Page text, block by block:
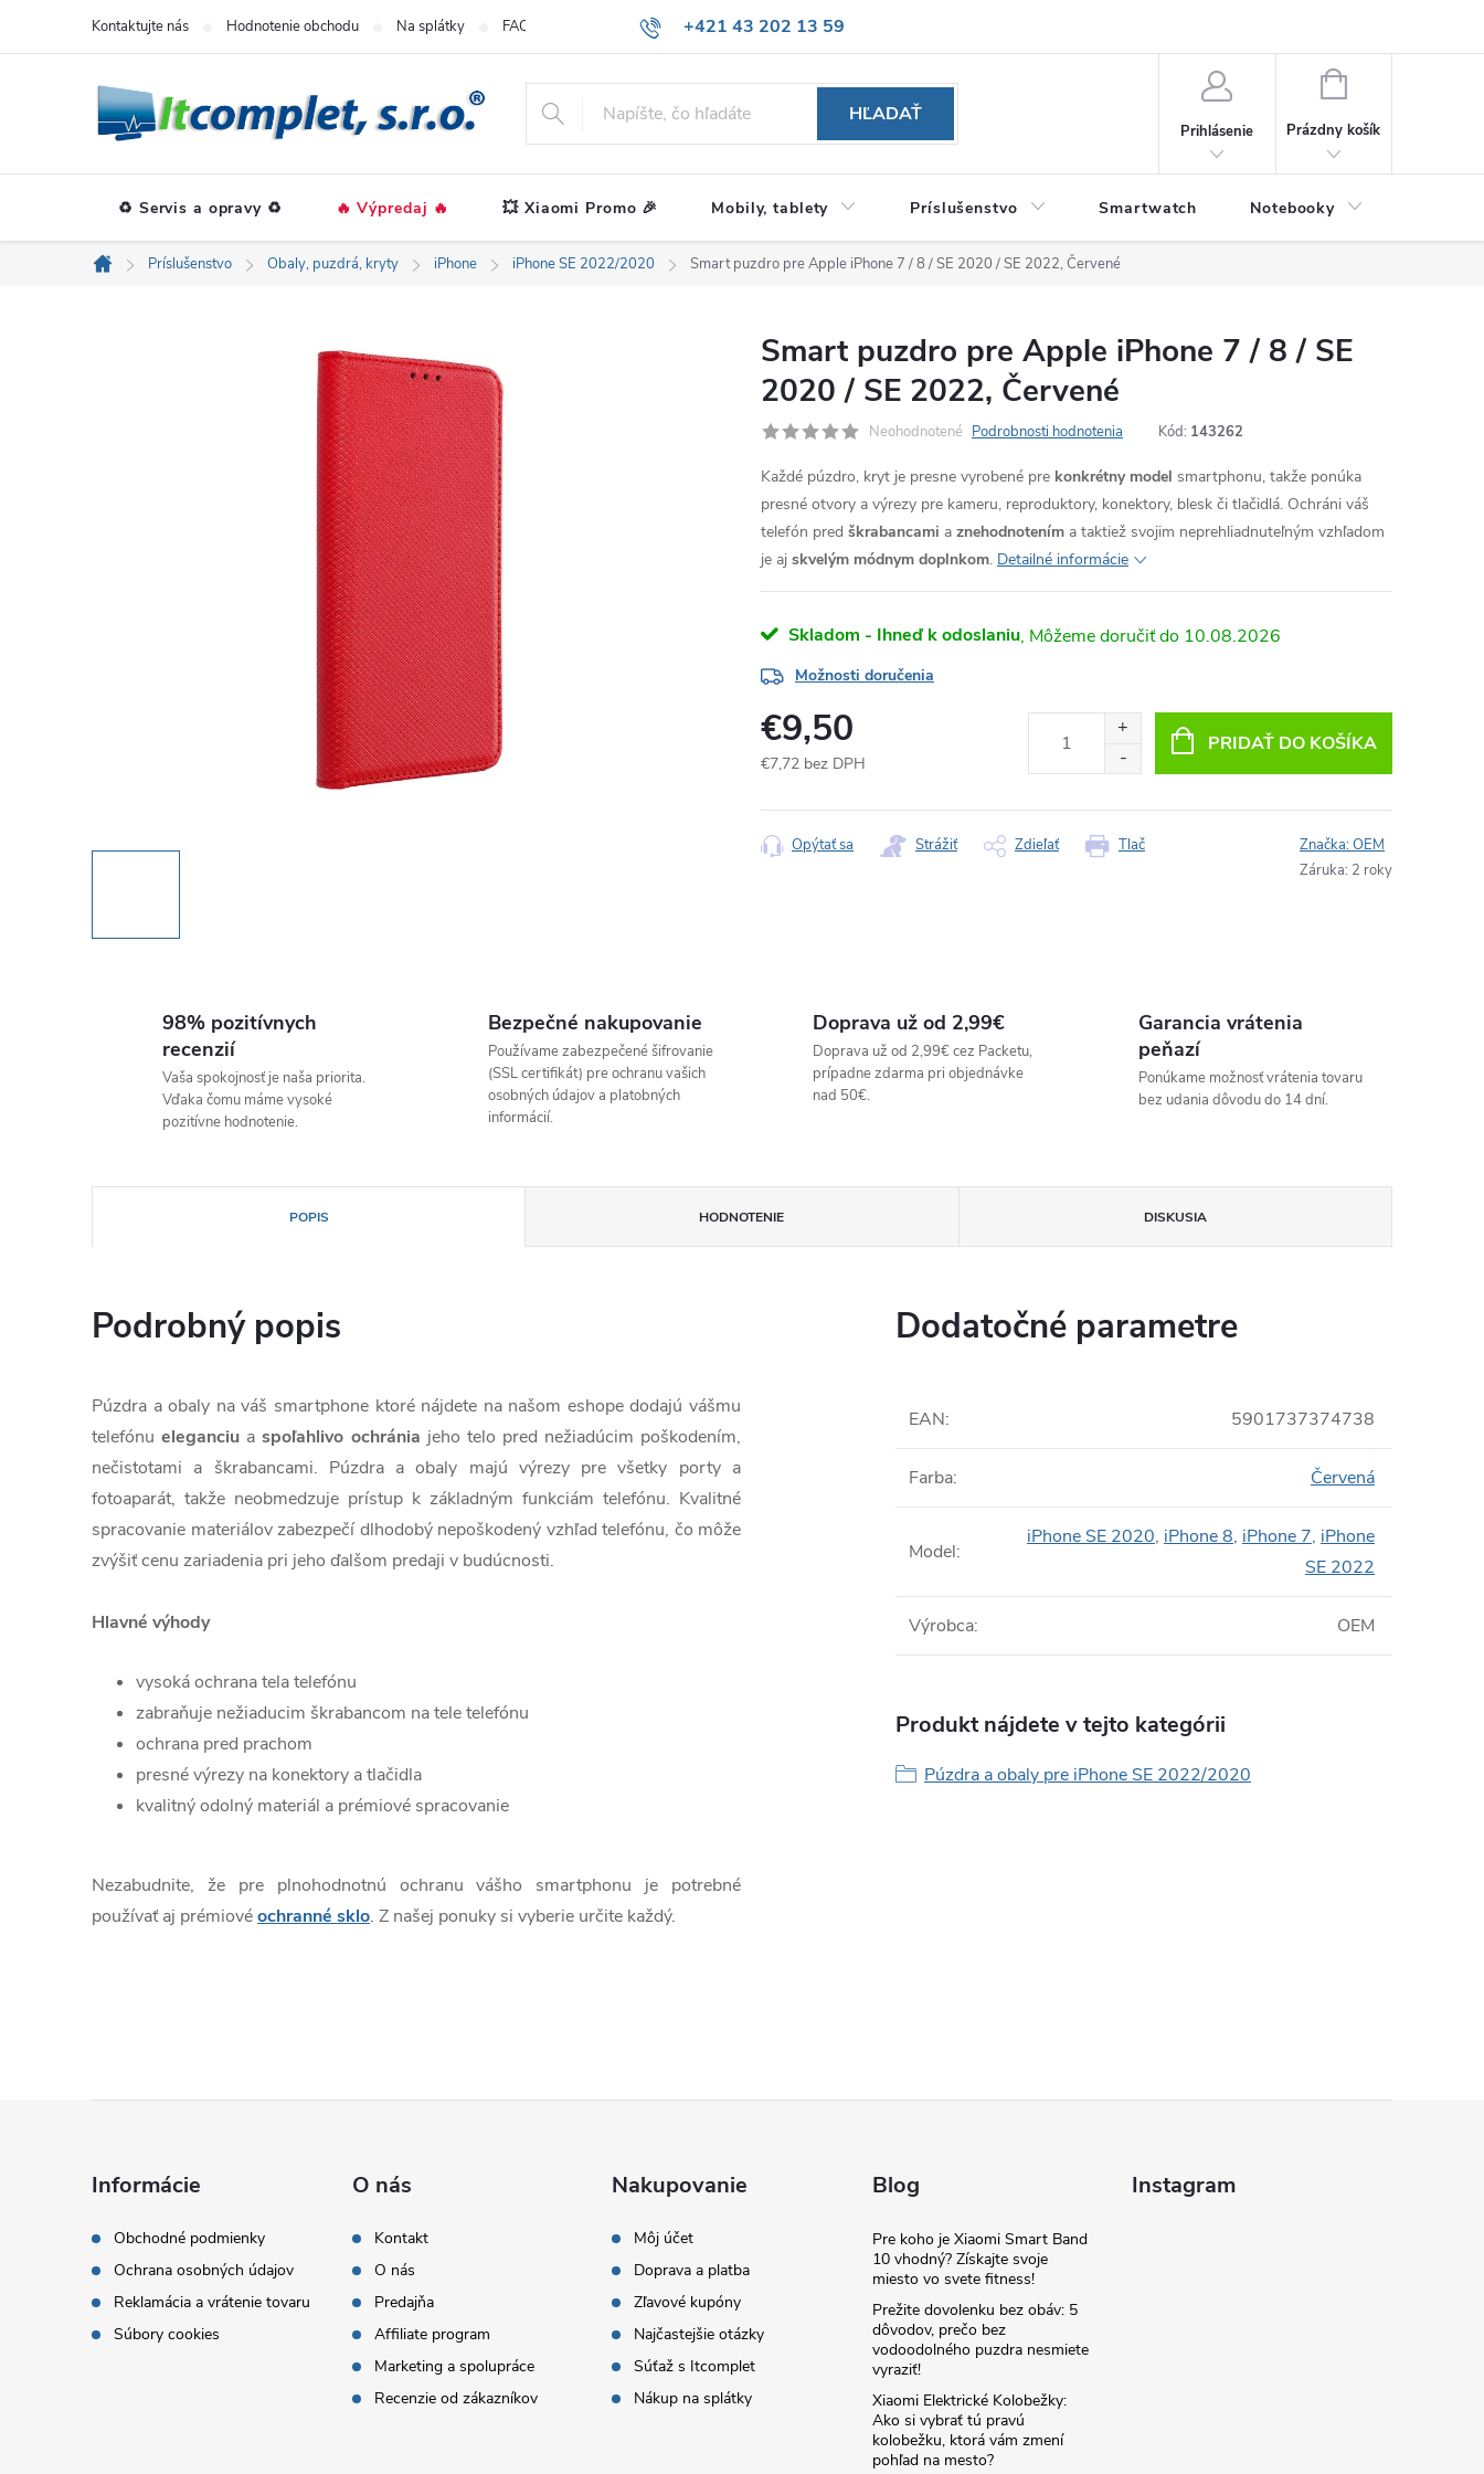
+421 43 202 13 59
Kontaktujte nás Hodnotenie obchodu Na splátky FAQ
HĽADAŤ
Prihlásenie
NÁKUPNÝ
Prázdny košík
♻️ Servis a opravy ♻️ 🔥 Výpredaj 🔥 💥 Xiaomi Promo 🎉 Mobily, tablety Príslušenstvo Smartwatch Notebooky
Domov
Príslušenstvo Obaly, puzdrá, kryty iPhone iPhone SE 2022/2020 Smart puzdro pre Apple iPhone 7 / 8 / SE 2020 / SE 2022, Červené
Smart puzdro pre Apple iPhone 7 / 8 / SE
2020 / SE 2022, Červené
Neohodnotené Podrobnosti hodnotenia Kód: 143262
Každé púzdro, kryt je presne vyrobené pre konkrétny model smartphonu, takže ponúka
presné otvory a výrezy pre kameru, reproduktory, konektory, blesk či tlačidlá. Ochráni váš
telefón pred škrabancami a znehodnotením a taktiež svojim neprehliadnuteľným vzhľadom
je aj skvelým módnym doplnkom. Detailné informácie
Skladom - Ihneď k odoslaniu 10.08.2026
Možnosti doručenia
€9,50
€7,72 bez DPH
cena:
PRIDAŤ DO KOŠÍKA
Tlač
Opýtať sa Strážiť Zdieľať Značka:OEM
Záruka: 2 roky
98% pozitívnych
recenzií
Vaša spokojnosť je naša priorita.
Vďaka čomu máme vysoké
pozitívne hodnotenie.
Bezpečné nakupovanie
Používame zabezpečené šifrovanie
(SSL certifikát) pre ochranu vašich
osobných údajov a platobných
informácií.
Doprava už od 2,99€
Doprava už od 2,99€ cez Packetu,
prípadne zdarma pri objednávke
nad 50€.
Garancia vrátenia
peňazí
Ponúkame možnosť vrátenia tovaru
bez udania dôvodu do 14 dní.
POPIS HODNOTENIE DISKUSIA
Podrobný popis
Púzdra a obaly na váš smartphone ktoré nájdete na našom eshope dodajú vášmu
telefónu eleganciu a spoľahlivo ochránia jeho telo pred nežiadúcim poškodením,
nečistotami a škrabancami. Púzdra a obaly majú výrezy pre všetky porty a
fotoaparát, takže neobmedzuje prístup k základným funkciám telefónu. Kvalitné
spracovanie materiálov zabezpečí dlhodobý nepoškodený vzhľad telefónu, čo môže
zvýšiť cenu zariadenia pri jeho ďalšom predaji v budúcnosti.
Hlavné výhody
vysoká ochrana tela telefónu
zabraňuje nežiaducim škrabancom na tele telefónu
ochrana pred prachom
presné výrezy na konektory a tlačidla
kvalitný odolný materiál a prémiové spracovanie
Nezabudnite, že pre plnohodnotnú ochranu vášho smartphonu je potrebné
používať aj prémiovéochranné sklo. Z našej ponuky si vyberie určite každý.
Dodatočné parametre
EAN: 5901737374738
Farba: Červená
Model:
iPhone SE 2020, iPhone 8, iPhone 7, iPhone
SE 2022
Výrobca: OEM
Produkt nájdete v tejto kategórii
Púzdra a obaly pre iPhone SE 2022/2020
Informácie
Obchodné podmienky
Ochrana osobných údajov
Reklamácia a vrátenie tovaru
Súbory cookies
O nás
Kontakt
O nás
Predajňa
Affiliate program
Marketing a spolupráce
Recenzie od zákazníkov
Nakupovanie
Môj účet
Doprava a platba
Zľavové kupóny
Najčastejšie otázky
Súťaž s Itcomplet
Nákup na splátky
Blog
Pre koho je Xiaomi Smart Band
10 vhodný? Získajte svoje
miesto vo svete fitness!
Prežite dovolenku bez obáv: 5
dôvodov, prečo bez
vodoodolného puzdra nesmiete
vyraziť!
Xiaomi Elektrické Kolobežky:
Ako si vybrať tú pravú
kolobežku, ktorá vám zmení
pohľad na mesto?
Instagram